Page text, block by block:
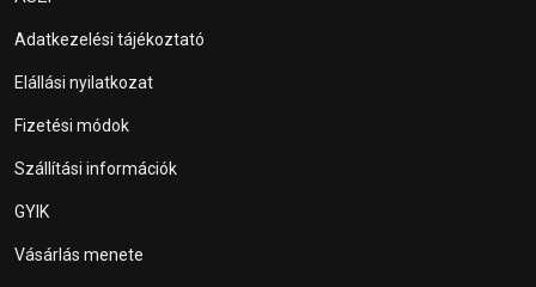
Adatkezelési tájékoztató
Elállási nyilatkozat
Fizetési módok
Szállítási információk
GYIK
Vásárlás menete